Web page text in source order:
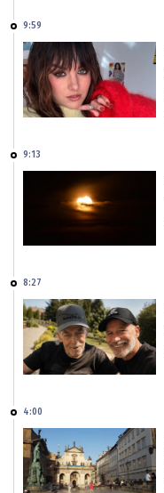
9:59
9:13
8:27
4:00